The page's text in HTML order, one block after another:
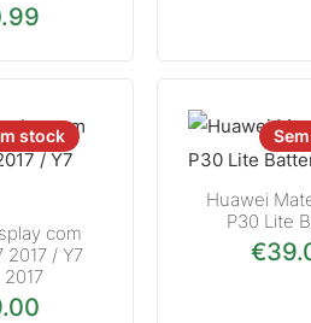
stock
com
2017 / Y7
2017
Huawei
P30 Lite
€